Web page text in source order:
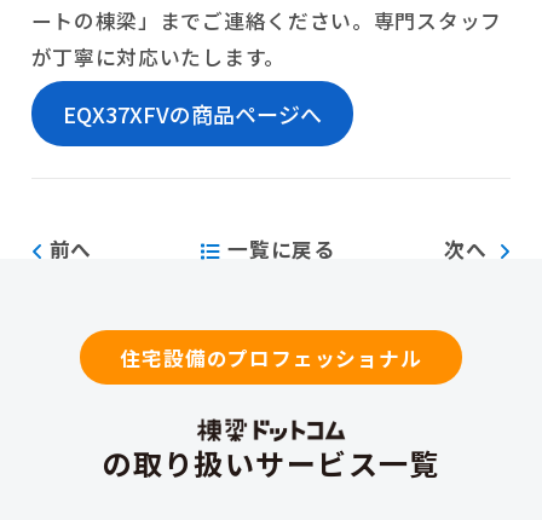
ートの棟梁」までご連絡ください。専門スタッフ
が丁寧に対応いたします。
EQX37XFVの商品ページへ
前へ 一覧に戻る 次へ
住宅設備のプロフェッショナル
の取り扱いサービス一覧